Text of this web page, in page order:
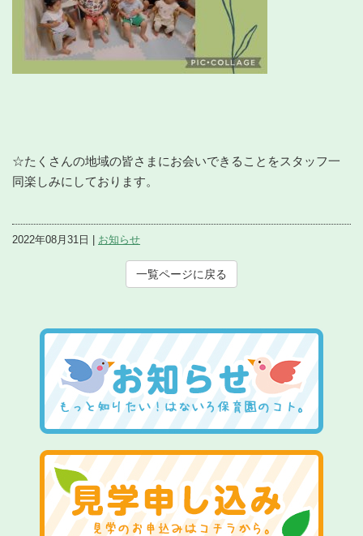
☆たくさんの地域の皆さまにお会いできることをスタッフ一
同楽しみにしております。
2022年08月31日 | お知らせ
一覧ページに戻る